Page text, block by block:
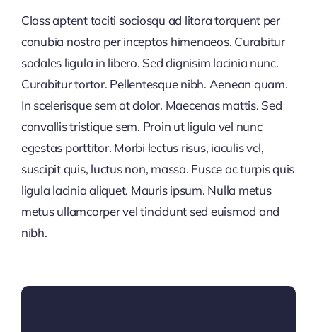
Class aptent taciti sociosqu ad litora torquent per
conubia nostra per inceptos himenaeos. Curabitur
sodales ligula in libero. Sed dignisim lacinia nunc.
Curabitur tortor. Pellentesque nibh. Aenean quam.
In scelerisque sem at dolor. Maecenas mattis. Sed
convallis tristique sem. Proin ut ligula vel nunc
egestas porttitor. Morbi lectus risus, iaculis vel,
suscipit quis, luctus non, massa. Fusce ac turpis quis
ligula lacinia aliquet. Mauris ipsum. Nulla metus
metus ullamcorper vel tincidunt sed euismod and
nibh.